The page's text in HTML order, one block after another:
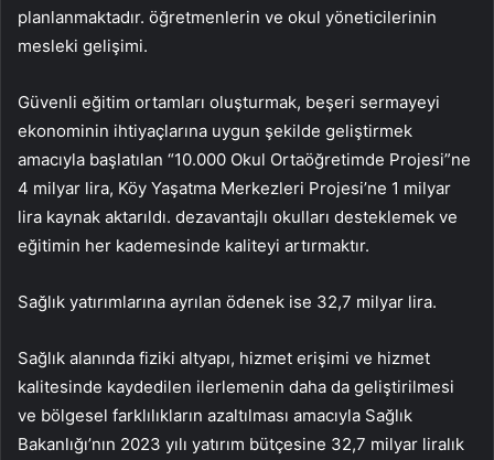
planlanmaktadır. öğretmenlerin ve okul yöneticilerinin
mesleki gelişimi.
Güvenli eğitim ortamları oluşturmak, beşeri sermayeyi
ekonominin ihtiyaçlarına uygun şekilde geliştirmek
amacıyla başlatılan “10.000 Okul Ortaöğretimde Projesi”ne
4 milyar lira, Köy Yaşatma Merkezleri Projesi’ne 1 milyar
lira kaynak aktarıldı. dezavantajlı okulları desteklemek ve
eğitimin her kademesinde kaliteyi artırmaktır.
Sağlık yatırımlarına ayrılan ödenek ise 32,7 milyar lira.
Sağlık alanında fiziki altyapı, hizmet erişimi ve hizmet
kalitesinde kaydedilen ilerlemenin daha da geliştirilmesi
ve bölgesel farklılıkların azaltılması amacıyla Sağlık
Bakanlığı’nın 2023 yılı yatırım bütçesine 32,7 milyar liralık